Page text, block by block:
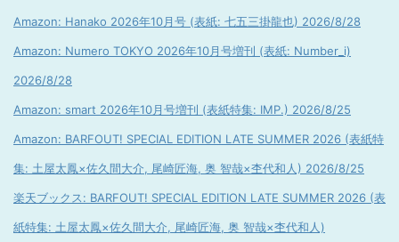
Amazon: Hanako 2026年10月号 (表紙: 七五三掛龍也) 2026/8/28
Amazon: Numero TOKYO 2026年10月号増刊 (表紙: Number_i)
2026/8/28
Amazon: smart 2026年10月号増刊 (表紙特集: IMP.) 2026/8/25
Amazon: BARFOUT! SPECIAL EDITION LATE SUMMER 2026 (表紙特
集: 土屋太鳳×佐久間大介, 尾崎匠海, 奥 智哉×杢代和人) 2026/8/25
楽天ブックス: BARFOUT! SPECIAL EDITION LATE SUMMER 2026 (表
紙特集: 土屋太鳳×佐久間大介, 尾崎匠海, 奥 智哉×杢代和人)